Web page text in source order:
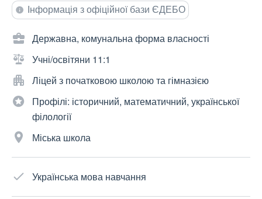
Інформація з офіційної бази ЄДЕБО
Державна, комунальна форма власності
Учні/освітяни 11:1
Ліцей з початковою школою та гімназією
Профілі: історичний, математичний, української
філології
Міська школа
Українська мова навчання